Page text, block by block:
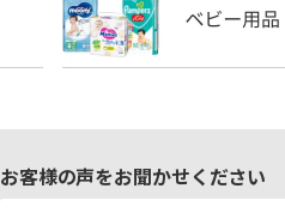
お客様の声をお聞かせください